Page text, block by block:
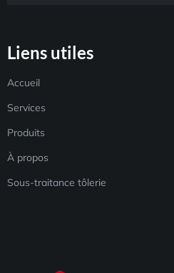
Liens utiles
Accueil
Services
Produits
À propos
Sous-traitance tôlerie